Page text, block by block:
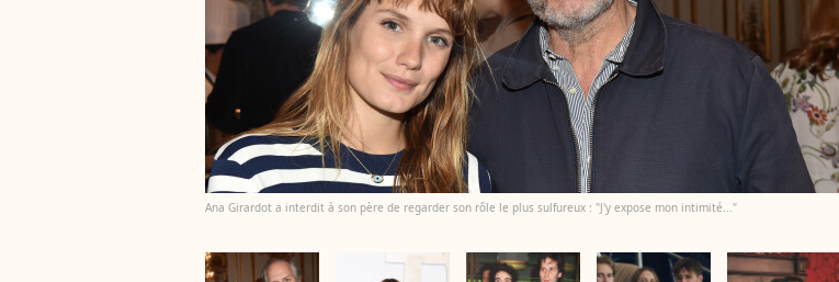
Ana Girardot a interdit à son père de regarder son rôle le plus sulfureux : "J'y expose mon intimité..."